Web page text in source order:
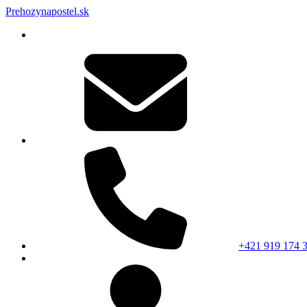
Prehozynapostel.sk
+421 919 174